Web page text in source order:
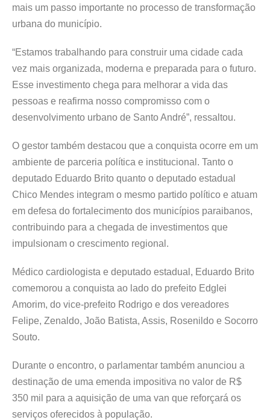
mais um passo importante no processo de transformação
urbana do município.
“Estamos trabalhando para construir uma cidade cada
vez mais organizada, moderna e preparada para o futuro.
Esse investimento chega para melhorar a vida das
pessoas e reafirma nosso compromisso com o
desenvolvimento urbano de Santo André”, ressaltou.
O gestor também destacou que a conquista ocorre em um
ambiente de parceria política e institucional. Tanto o
deputado Eduardo Brito quanto o deputado estadual
Chico Mendes integram o mesmo partido político e atuam
em defesa do fortalecimento dos municípios paraibanos,
contribuindo para a chegada de investimentos que
impulsionam o crescimento regional.
Médico cardiologista e deputado estadual, Eduardo Brito
comemorou a conquista ao lado do prefeito Edglei
Amorim, do vice-prefeito Rodrigo e dos vereadores
Felipe, Zenaldo, João Batista, Assis, Rosenildo e Socorro
Souto.
Durante o encontro, o parlamentar também anunciou a
destinação de uma emenda impositiva no valor de R$
350 mil para a aquisição de uma van que reforçará os
serviços oferecidos à população.